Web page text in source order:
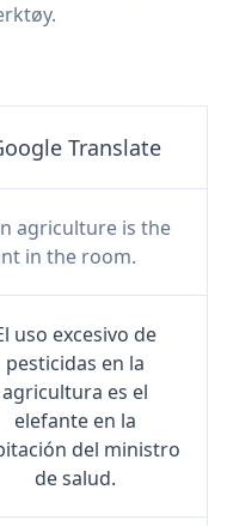
Translate
agriculture is the
in the room.
uso excesivo de
pesticidas en la
agricultura es el
elefante en la
del ministro
de salud.